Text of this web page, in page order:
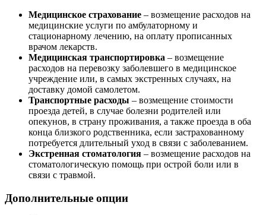
Медицинское страхование – возмещение расходов на
медицинские услуги по амбулаторному и
стационарному лечению, на оплату прописанных
врачом лекарств.
Медицинская транспортировка – возмещение
расходов на перевозку заболевшего в медицинское
учреждение или, в самых экстренных случаях, на
доставку домой самолетом.
Транспортные расходы – возмещение стоимости
проезда детей, в случае болезни родителей или
опекунов, в страну проживания, а также проезда в оба
конца близкого родственника, если застрахованному
потребуется длительный уход в связи с заболеванием.
Экстренная стоматология – возмещение расходов на
стоматологическую помощь при острой боли или в
связи с травмой.
Дополнительные опции